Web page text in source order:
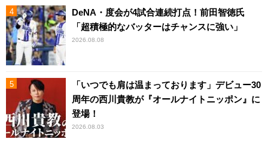
DeNA・度会が4試合連続打点！前田智徳氏
「超積極的なバッターはチャンスに強い」
2026.08.08
「いつでも肩は温まっております」デビュー30
周年の西川貴教が『オールナイトニッポン』に
登場！
2026.08.03